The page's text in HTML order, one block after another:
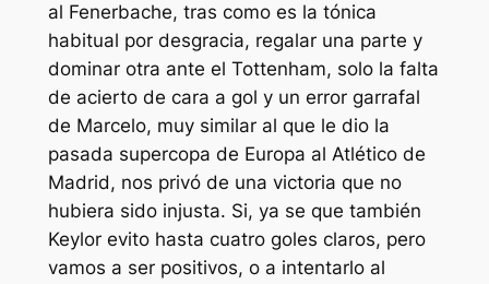
al Fenerbache, tras como es la tónica
habitual por desgracia, regalar una parte y
dominar otra ante el Tottenham, solo la falta
de acierto de cara a gol y un error garrafal
de Marcelo, muy similar al que le dio la
pasada supercopa de Europa al Atlético de
Madrid, nos privó de una victoria que no
hubiera sido injusta. Si, ya se que también
Keylor evito hasta cuatro goles claros, pero
vamos a ser positivos, o a intentarlo al